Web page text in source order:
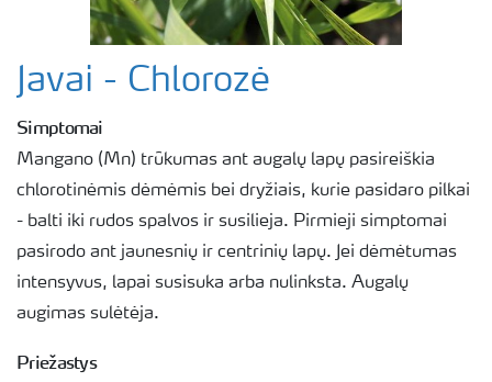
Javai - Chlorozė
Simptomai
Mangano (Mn) trūkumas ant augalų lapų pasireiškia
chlorotinėmis dėmėmis bei dryžiais, kurie pasidaro pilkai
- balti iki rudos spalvos ir susilieja. Pirmieji simptomai
pasirodo ant jaunesnių ir centrinių lapų. Jei dėmėtumas
intensyvus, lapai susisuka arba nulinksta. Augalų
augimas sulėtėja.
Priežastys